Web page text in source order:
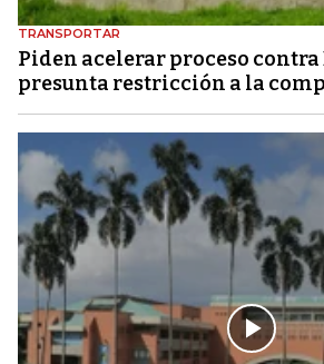
TRANSPORTAR
Piden acelerar proceso
presunta restricción a la